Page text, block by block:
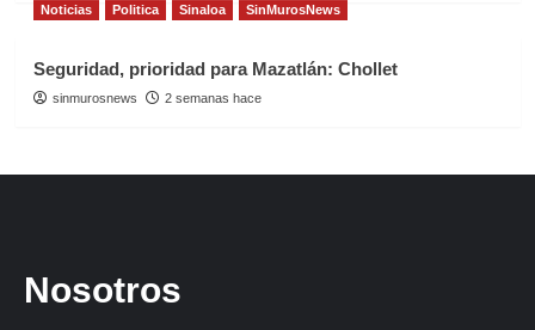
Noticias Politica Sinaloa SinMurosNews
Seguridad, prioridad para Mazatlán: Chollet
sinmurosnews 2 semanas hace
Nosotros